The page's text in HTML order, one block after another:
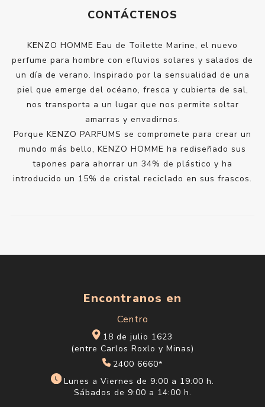
CONTÁCTENOS
KENZO HOMME Eau de Toilette Marine, el nuevo
perfume para hombre con efluvios solares y salados de
un día de verano. Inspirado por la sensualidad de una
piel que emerge del océano, fresca y cubierta de sal,
nos transporta a un lugar que nos permite soltar
amarras y envadirnos.
Porque KENZO PARFUMS se compromete para crear un
mundo más bello, KENZO HOMME ha rediseñado sus
tapones para ahorrar un 34% de plástico y ha
introducido un 15% de cristal reciclado en sus frascos.
Encontranos en
Centro
18 de julio 1623
(entre Carlos Roxlo y Minas)
2400 6660*
Lunes a Viernes de 9:00 a 19:00 h.
Sábados de 9:00 a 14:00 h.